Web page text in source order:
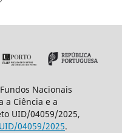
Nacionais
a Ciência e a
UID/04059/2025,
04059/2025.